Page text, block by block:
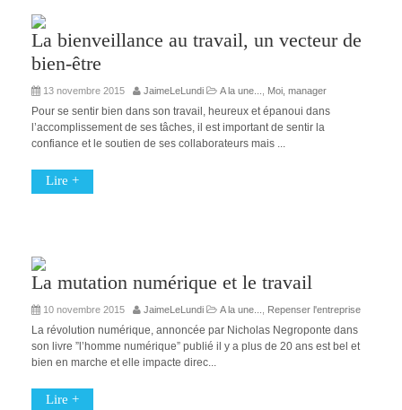
La bienveillance au travail, un vecteur de
bien-être
13 novembre 2015 JaimeLeLundi A la une... Moi, manager
Pour se sentir bien dans son travail, heureux et épanoui dans
l’accomplissement de ses tâches, il est important de sentir la
confiance et le soutien de ses collaborateurs mais ...
Lire +
La mutation numérique et le travail
10 novembre 2015 JaimeLeLundi A la une..., Repenser l'entreprise
La révolution numérique, annoncée par Nicholas Negroponte dans
son livre ”l’homme numérique” publié il y a plus de 20 ans est bel et
bien en marche et elle impacte direc...
Lire +